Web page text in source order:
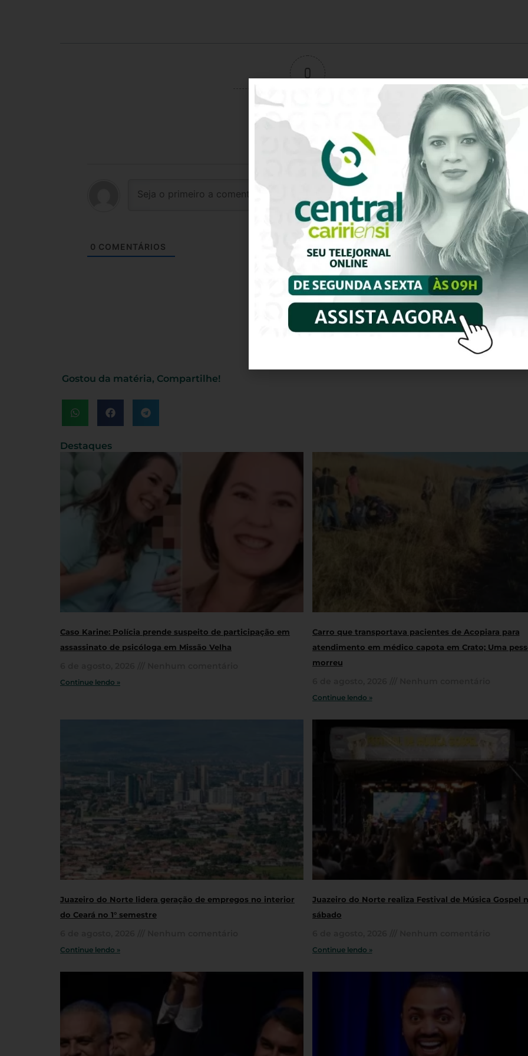
0
0 COMENTÁRIOS
Gostou da matéria, Compartilhe!
Destaques
Caso Karine: Polícia prende suspeito de participação em
assassinato de psicóloga em Missão Velha
Continue lendo »
Carro que transportava pacientes de Acopiara para
atendimento em médico capota em Crato; Uma
morreu
Continue lendo »
Juazeiro do Norte lidera geração de empregos no interior
do Ceará no 1° semestre
Continue lendo »
Juazeiro do Norte realiza Festival de Música Gospel
sábado
Continue lendo »